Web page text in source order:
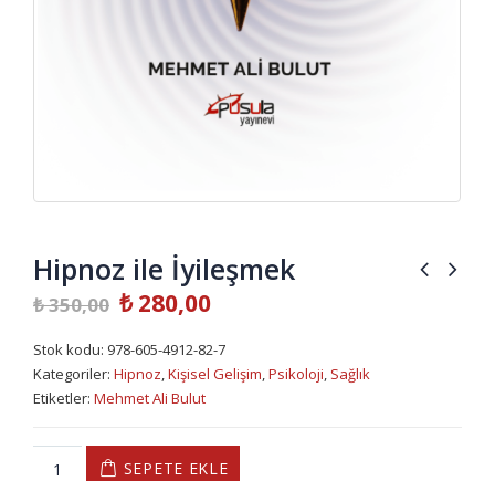
Hipnoz ile İyileşmek
₺350,00 ₺280,00
Stok kodu: 978-605-4912-82-7
Kategoriler: Hipnoz,Kişisel Gelişim,Psikoloji, Sağlık
Etiketler: Mehmet Ali Bulut
SEPETE EKLE